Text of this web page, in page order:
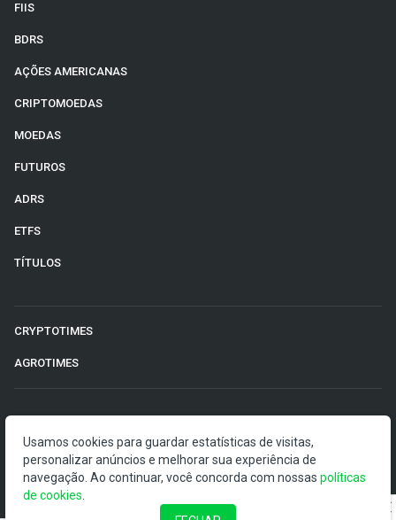
FIIS
BDRS
AÇÕES AMERICANAS
CRIPTOMOEDAS
MOEDAS
FUTUROS
ADRS
ETFS
TÍTULOS
CRYPTOTIMES
AGROTIMES
O Money Times publica matérias de cunho jornalístico, que
visam a democratização da informação. Nossas
publicações devem ser compreendidas como boletins
anunciadores e divulgadores, e não como uma
Usamos cookies para guardar estatísticas de visitas,
personalizar anúncios e melhorar sua experiência de
navegação. Ao continuar, você concorda com nossas políticas
de cookies